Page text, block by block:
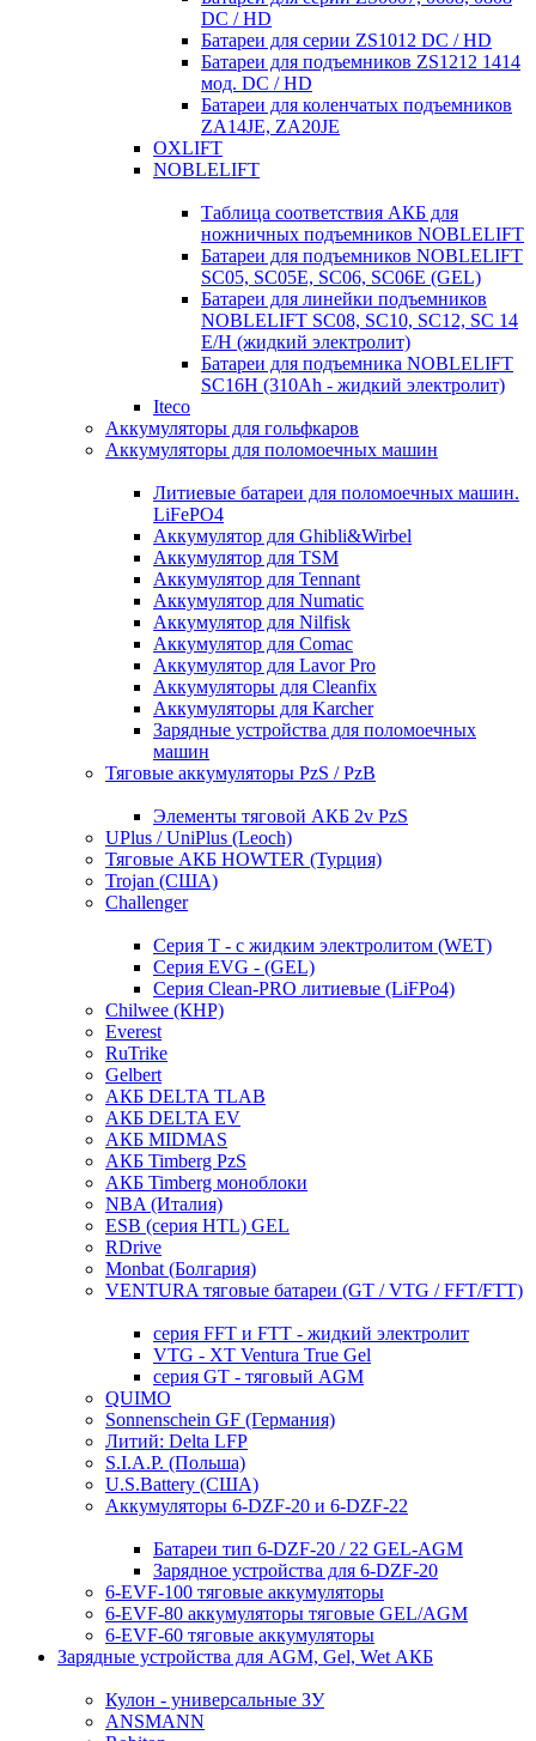
DC / HD
Батареи для серии ZS1012 DC / HD
Батареи для подъемников ZS1212 1414
мод. DC / HD
Батареи для коленчатых подъемников
ZA14JE, ZA20JE
OXLIFT
NOBLELIFT
Таблица соответствия АКБ для
ножничных подъемников NOBLELIFT
Батареи для подъемников NOBLELIFT
SC05, SC05E, SC06, SC06E (GEL)
Батареи для линейки подъемников
NOBLELIFT SC08, SC10, SC12, SC 14
E/H (жидкий электролит)
Батареи для подъемника NOBLELIFT
SC16H (310Ah - жидкий электролит)
Iteco
Аккумуляторы для гольфкаров
Аккумуляторы для поломоечных машин
Литиевые батареи для поломоечных машин.
LiFePO4
Аккумулятор для Ghibli&Wirbel
Аккумулятор для TSM
Аккумулятор для Tennant
Аккумулятор для Numatic
Аккумулятор для Nilfisk
Аккумулятор для Comac
Аккумулятор для Lavor Pro
Аккумуляторы для Cleanfix
Аккумуляторы для Karcher
Зарядные устройства для поломоечных
машин
Тяговые аккумуляторы PzS / PzB
Элементы тяговой АКБ 2v PzS
UPlus / UniPlus (Leoch)
Тяговые АКБ HOWTER (Турция)
Trojan (США)
Challenger
Серия T - с жидким электролитом (WET)
Серия EVG - (GEL)
Серия Clean-PRO литиевые (LiFPo4)
Chilwee (КНР)
Everest
RuTrike
Gelbert
АКБ DELTA TLAB
АКБ DELTA EV
АКБ MIDMAS
АКБ Timberg PzS
АКБ Timberg моноблоки
NBA (Италия)
ESB (серия HTL) GEL
RDrive
Monbat (Болгария)
VENTURA тяговые батареи (GT / VTG / FFT/FTT)
серия FFT и FTT - жидкий электролит
VTG - XT Ventura True Gel
серия GT - тяговый AGM
QUIMO
Sonnenschein GF (Германия)
Литий: Delta LFP
S.I.A.P. (Польша)
U.S.Battery (США)
Аккумуляторы 6-DZF-20 и 6-DZF-22
Батареи тип 6-DZF-20 / 22 GEL-AGM
Зарядное устройства для 6-DZF-20
6-EVF-100 тяговые аккумуляторы
6-EVF-80 аккумуляторы тяговые GEL/AGM
6-EVF-60 тяговые аккумуляторы
Зарядные устройства для AGM, Gel, Wet АКБ
Кулон - универсальные ЗУ
ANSMANN